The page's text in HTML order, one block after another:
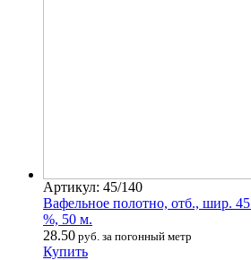
Артикул: 45/140
Вафельное полотно, отб., шир.
%, 50 м.
28.50 руб. за погонный метр
Купить